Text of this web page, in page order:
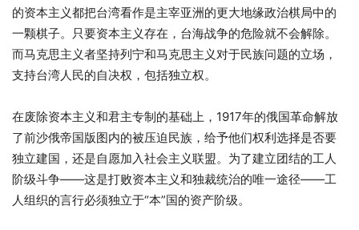
的资本主义都把台湾看作是主宰亚洲的更大地缘政治棋局中的
一颗棋子。只要资本主义存在，台海战争的危险就不会解除。
而马克思主义者坚持列宁和马克思主义对于民族问题的立场，
支持台湾人民的自决权，包括独立权。
在废除资本主义和君主专制的基础上，1917年的俄国革命解放
了前沙俄帝国版图内的被压迫民族，给予他们权利选择是否要
独立建国，还是自愿加入社会主义联盟。为了建立团结的工人
阶级斗争——这是打败资本主义和独裁统治的唯一途径——工
人组织的言行必须独立于“本”国的资产阶级。